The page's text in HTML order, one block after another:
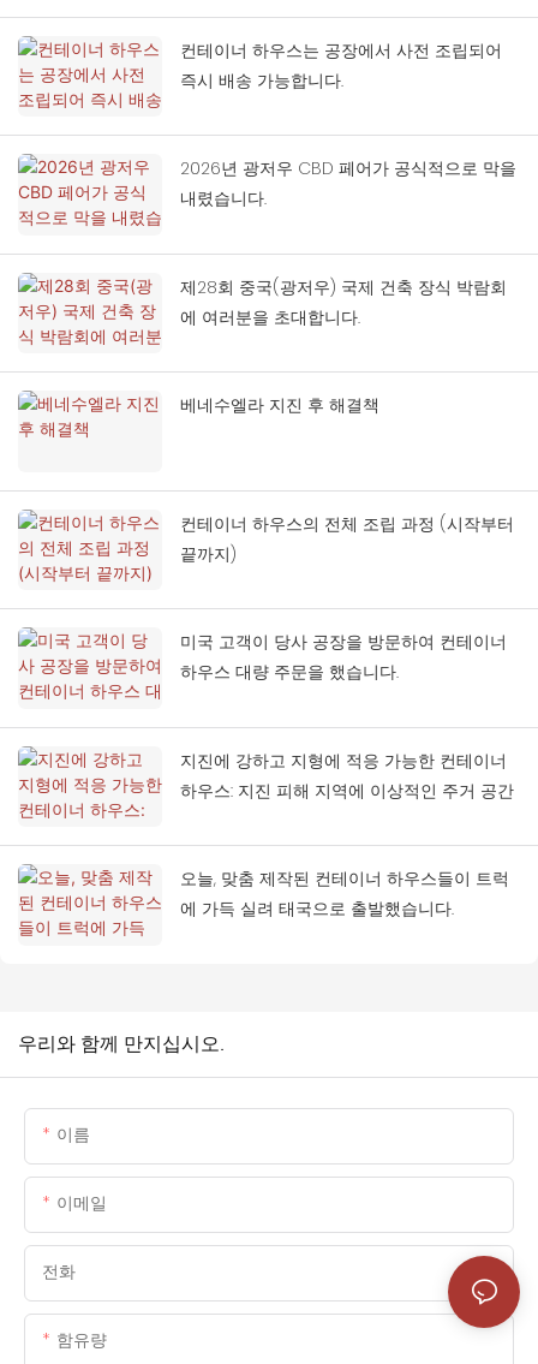
컨테이너 하우스는 공장에서 사전 조립되어
즉시 배송 가능합니다.
2026년 광저우 CBD 페어가 공식적으로 막을
내렸습니다.
제28회 중국(광저우) 국제 건축 장식 박람회
에 여러분을 초대합니다.
베네수엘라 지진 후 해결책
컨테이너 하우스의 전체 조립 과정 (시작부터
끝까지)
미국 고객이 당사 공장을 방문하여 컨테이너
하우스 대량 주문을 했습니다.
지진에 강하고 지형에 적응 가능한 컨테이너
하우스: 지진 피해 지역에 이상적인 주거 공간
오늘, 맞춤 제작된 컨테이너 하우스들이 트럭
에 가득 실려 태국으로 출발했습니다.
우리와 함께 만지십시오.
이름
이메일
전화
함유량